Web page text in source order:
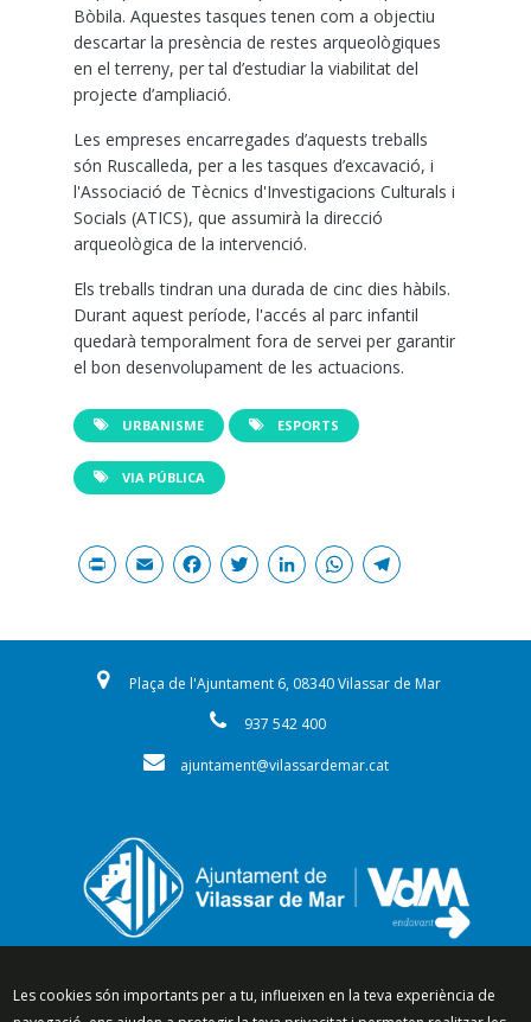
Bòbila. Aquestes tasques tenen com a objectiu
descartar la presència de restes arqueològiques
en el terreny, per tal d’estudiar la viabilitat del
projecte d’ampliació.
Les empreses encarregades d’aquests treballs
són Ruscalleda, per a les tasques d’excavació, i
l'Associació de Tècnics d'Investigacions Culturals i
Socials (ATICS), que assumirà la direcció
arqueològica de la intervenció.
Els treballs tindran una durada de cinc dies hàbils.
Durant aquest període, l'accés al parc infantil
quedarà temporalment fora de servei per garantir
el bon desenvolupament de les actuacions.
URBANISME ESPORTS
VIA PÚBLICA
PrintEmailFacebook
Twitter
LinkedIn
Plaça de l'Ajuntament 6, 08340 Vilassar de Mar
937 542 400
ajuntament@vilassardemar.cat
Segueix-nos a:
Les cookies són importants per a tu, influeixen en la teva experiència de